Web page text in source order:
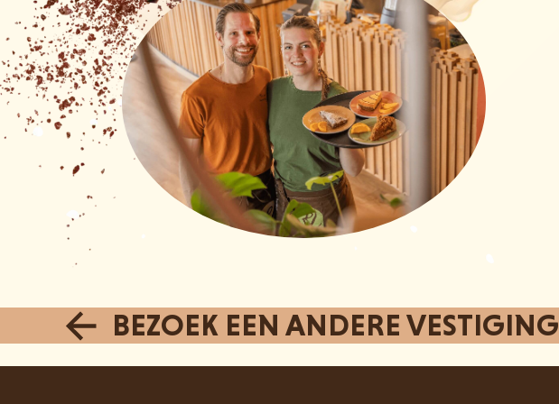
BEZOEK EEN ANDERE VESTIGING